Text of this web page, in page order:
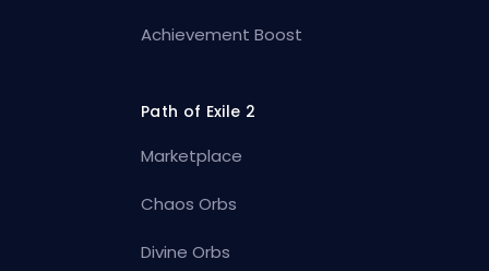
Achievement Boost
Path of Exile 2
Marketplace
Chaos Orbs
Divine Orbs